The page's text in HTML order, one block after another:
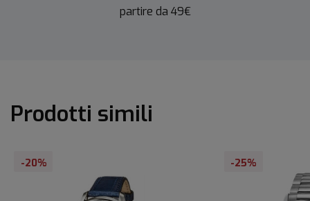
partire da 49€
Prodotti simili
-20% -25%